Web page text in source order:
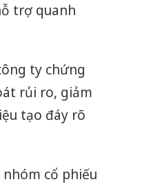
trợ quanh
ty chứng
rủi ro, giảm
tạo đáy rõ
cổ phiếu